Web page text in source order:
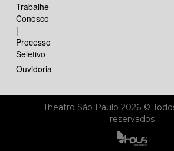
Trabalhe
Conosco
|
Processo
Seletivo
Ouvidoria
Theatro São Paulo 2026 ©
reservados